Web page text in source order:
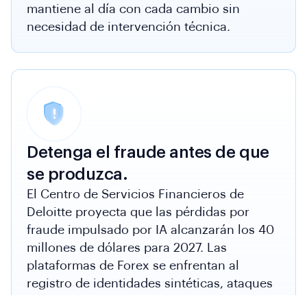
mantiene al día con cada cambio sin
necesidad de intervención técnica.
Detenga el fraude antes de que
se produzca.
El Centro de Servicios Financieros de
Deloitte proyecta que las pérdidas por
fraude impulsado por IA alcanzarán los 40
millones de dólares para 2027. Las
plataformas de Forex se enfrentan al
registro de identidades sintéticas, ataques